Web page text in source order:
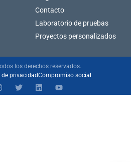
Contacto
Laboratorio de pruebas
Proyectos personalizados
los derechos reservados.
privacidadCompromiso social